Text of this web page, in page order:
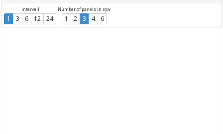
Intervall
1 3 6 12 24
Number of panels in row
1 2 3 4 6